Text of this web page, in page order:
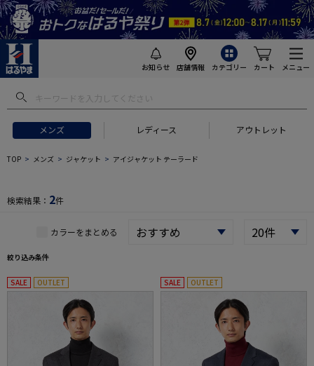
お知らせ 店舗情報 カテゴリー カート メニュー
メンズ レディース アウトレット
フトにおすすめ #セットアップ スーツ
TOP メンズ ジャケット アイジャケット テーラード
検索結果： 2件
カラーをまとめる
絞り込み条件
SALE OUTLET SALE OUTLET